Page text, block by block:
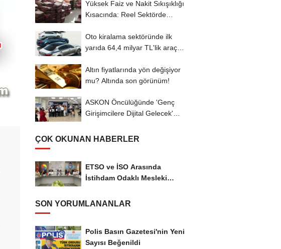
Yüksek Faiz ve Nakit Sıkışıklığı
Kısacında: Reel Sektörde
Oto kiralama sektöründe ilk
yarıda 64,4 milyar TL'lik araç
Altın fiyatlarında yön değişiyor
mu? Altında son görünüm!
ASKON Öncülüğünde 'Genç
Girişimcilere Dijital Gelecek'
ÇOK OKUNAN HABERLER
ETSO ve İSO Arasında
İstihdam Odaklı Mesleki
SON YORUMLANANLAR
Polis Basın Gazetesi'nin Yeni
Sayısı Beğenildi